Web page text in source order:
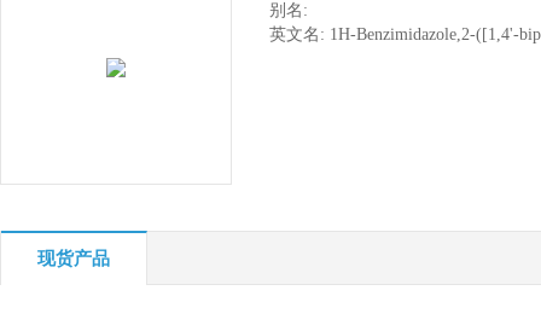
别名:
英文名: 1H-Benzimidazole,2-([1,4'-
现货产品